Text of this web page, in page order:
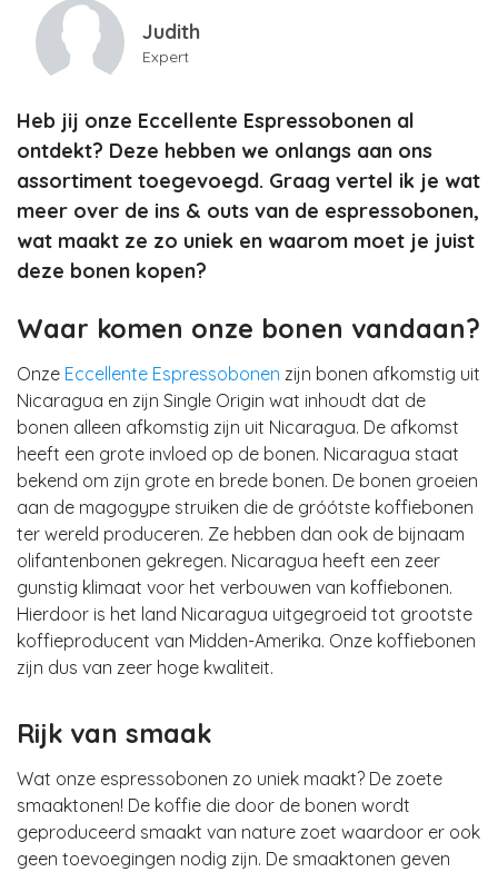
Judith
Expert
Heb jij onze Eccellente Espressobonen al
ontdekt? Deze hebben we onlangs aan ons
assortiment toegevoegd. Graag vertel ik je wat
meer over de ins & outs van de espressobonen,
wat maakt ze zo uniek en waarom moet je juist
deze bonen kopen?
Waar komen onze bonen vandaan?
Onze Eccellente Espressobonen zijn bonen afkomstig uit
Nicaragua en zijn Single Origin wat inhoudt dat de
bonen alleen afkomstig zijn uit Nicaragua. De afkomst
heeft een grote invloed op de bonen. Nicaragua staat
bekend om zijn grote en brede bonen. De bonen groeien
aan de magogype struiken die de gróótste koffiebonen
ter wereld produceren. Ze hebben dan ook de bijnaam
olifantenbonen gekregen. Nicaragua heeft een zeer
gunstig klimaat voor het verbouwen van koffiebonen.
Hierdoor is het land Nicaragua uitgegroeid tot grootste
koffieproducent van Midden-Amerika. Onze koffiebonen
zijn dus van zeer hoge kwaliteit.
Rijk van smaak
Wat onze espressobonen zo uniek maakt? De zoete
smaaktonen! De koffie die door de bonen wordt
geproduceerd smaakt van nature zoet waardoor er ook
geen toevoegingen nodig zijn. De smaaktonen geven